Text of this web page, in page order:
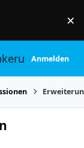
×
Anmelden